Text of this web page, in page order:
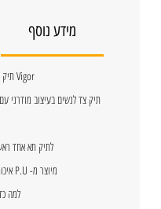
מידע נוסף
Vigor תיק צד לנשים דגם 9011
תיק צד לנשים בעיצוב מודרני
לתיק תא אחד
מיוצר מ- P.U איכותי המתאים לאקלים הישראלי
למה